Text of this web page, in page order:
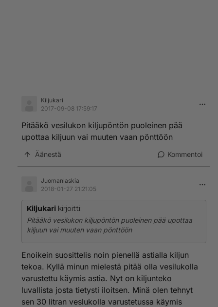
Kiljukari
2017-09-08 17:59:17
Pitääkö vesilukon kiljupöntön puoleinen pää
upottaa kiljuun vai muuten vaan pönttöön
Äänestä Kommentoi
Juomanlaskia
2018-01-27 21:21:05
Kiljukari kirjoitti:
Pitääkö vesilukon kiljupöntön puoleinen pää upottaa
kiljuun vai muuten vaan pönttöön
Enoikein suosittelis noin pienellä astialla kiljun
tekoa. Kyllä minun mielestä pitää olla vesilukolla
varustettu käymis astia. Nyt on kiljunteko
luvallista josta tietysti iloitsen. Minä olen tehnyt
sen 30 litran veslukolla varustetussa käymis